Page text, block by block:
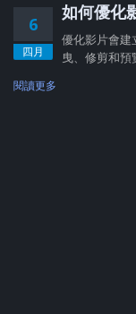
6
四月
如何優化
優化影片會建
曳、修剪和
閱讀更多